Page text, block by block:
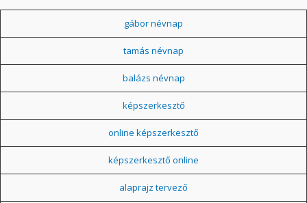
gábor névnap
tamás névnap
balázs névnap
képszerkesztő
online képszerkesztő
képszerkesztő online
alaprajz tervező